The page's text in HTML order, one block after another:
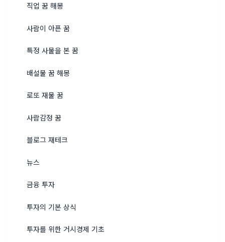
직업 꿈 해몽
사람이 아픈 꿈
특정 사물을 본 꿈
배설물 꿈 해몽
로또 재물 꿈
사람감정 꿈
블로그 재테크
뉴스
금융 투자
투자의 기본 상식
투자를 위한 거시경제 기초